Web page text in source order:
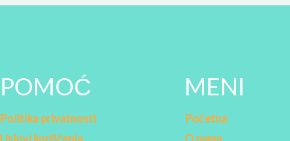
POMOĆ
Politika privatnosti
MENI
Početna